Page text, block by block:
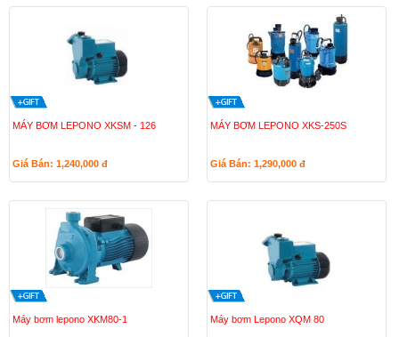
MÁY BƠM LEPONO XKSM - 126
Giá Bán: 1,240,000 đ
MÁY BƠM LEPONO XKS-250S
Giá Bán: 1,290,000 đ
Máy bơm lepono XKM80-1 Máy bơm Lepono XQM 80